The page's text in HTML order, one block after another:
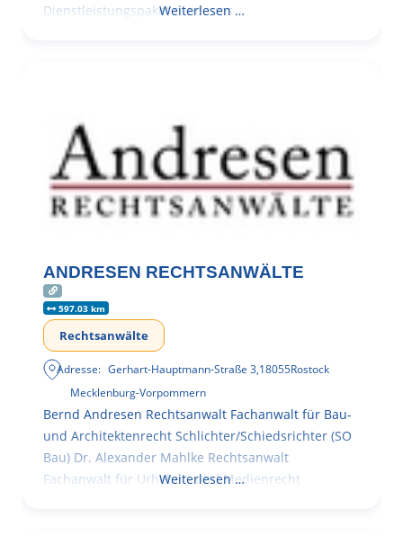
Dienstleistungspaket rund ums
Weiterlesen …
ANDRESEN RECHTSANWÄLTE
597.03 km
Rechtsanwälte
Adresse: Gerhart-Hauptmann-Straße 3,18055Rostock
Mecklenburg-Vorpommern
Bernd Andresen Rechtsanwalt Fachanwalt für Bau-
und Architektenrecht Schlichter/Schiedsrichter (SO
Bau) Dr. Alexander Mahlke Rechtsanwalt
Fachanwalt für Urheber- und Medienrecht
Weiterlesen …